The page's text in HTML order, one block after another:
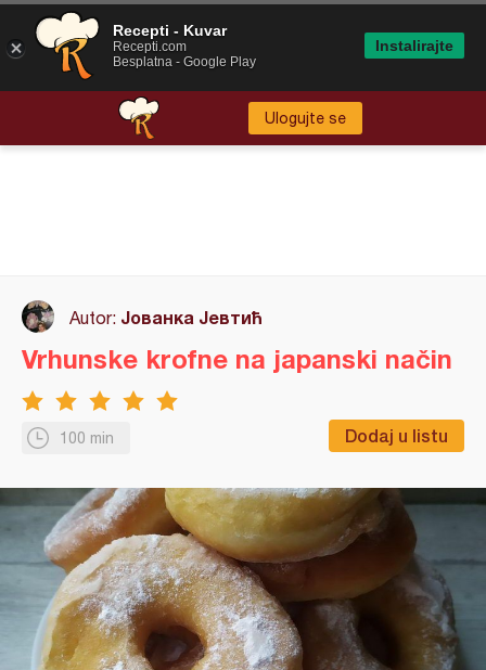
Ulogujte se
Autor: Јованка Јевтић
100 min Dodaj u listu
Vrhunske krofne na japanski način
Recepti - Kuvar
Recepti.com
Besplatna - Google Play
Instalirajte